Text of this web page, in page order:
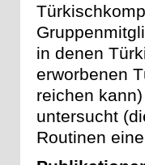
in denen
erworbenen
reichen
untersucht
Routinen